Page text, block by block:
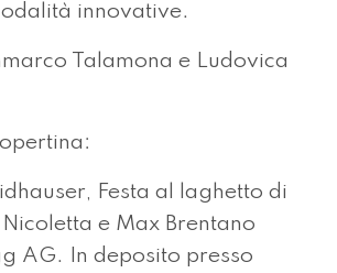
innovative.
Talamona e Ludovica
Festa al laghetto di
e Max Brentano
AG. In deposito presso